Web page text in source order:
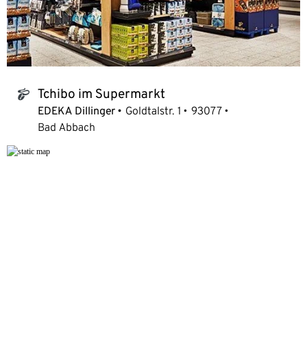
tchibo_logo Tchibo im Supermarkt
EDEKA Dillinger Goldtalstr. 1
93077
Bad Abbach